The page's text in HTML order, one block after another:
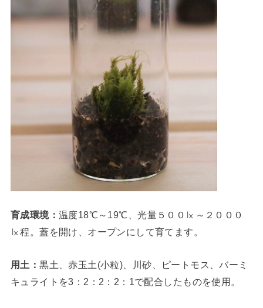
育成環境： 温度18℃～19℃、光量５００㏓～２０００
㏓程。蓋を開け、オープンにして育てます。
用土：黒土、赤玉土(小粒)、川砂、ピートモス、バーミ
キュライトを3：2：2：2：1で配合したものを使用。